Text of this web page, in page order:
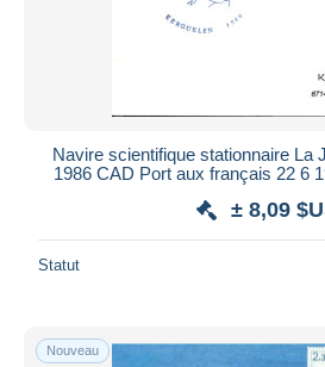
Navire scientifique stationnaire La
1986 CAD Port aux français 22 6
± 8,09
Statut
Nouveau